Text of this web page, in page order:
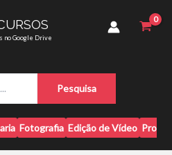
no Google Drive
s
q
u
i
Pesquisa
Fotografia Edição de Vídeo